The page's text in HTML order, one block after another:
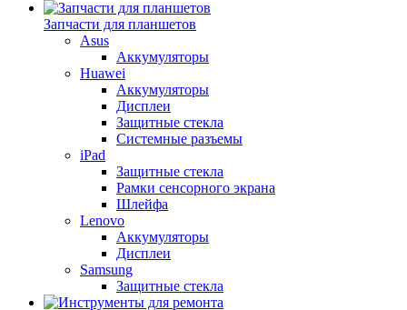
Запчасти для планшетов
Asus
Аккумуляторы
Huawei
Аккумуляторы
Дисплеи
Защитные стекла
Системные разъемы
iPad
Защитные стекла
Рамки сенсорного экрана
Шлейфа
Lenovo
Аккумуляторы
Дисплеи
Samsung
Защитные стекла